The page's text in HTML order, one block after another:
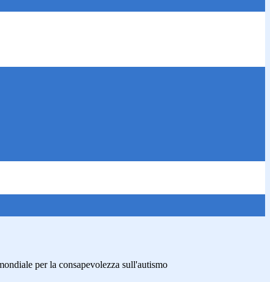
per la consapevolezza sull'autismo